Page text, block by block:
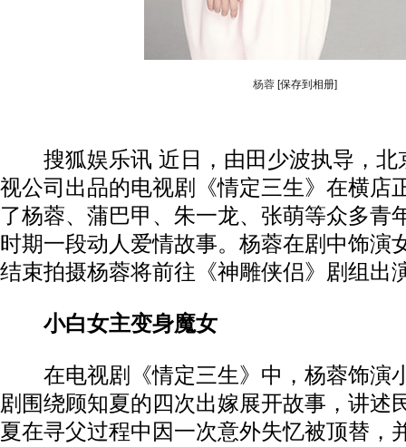
杨蓉 [保存到相册]
搜狐娱乐讯 近日，由田少波执导，北
视公司出品的电视剧《情定三生》在横店
了杨蓉、蒲巴甲、朱一龙、张萌等众多青
时期一段动人爱情故事。杨蓉在剧中饰演
结束拍摄杨蓉将前往《神雕侠侣》剧组出
小白女主变身魔女
在电视剧《情定三生》中，杨蓉饰演
剧围绕顾知夏的四次出嫁展开故事，讲述
夏在寻父过程中因一次意外失忆被顶替，